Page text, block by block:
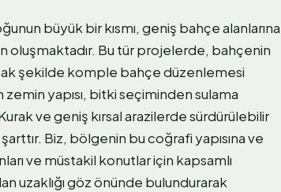
büyük bir kısmı, geniş bahçe alanlarına
oluşmaktadır. Bu tür projelerde, bahçenin
şekilde komple bahçe düzenlemesi
yapısı, bitki seçiminden sulama
ve geniş kırsal arazilerde sürdürülebilir
Biz, bölgenin bu coğrafi yapısına ve
ve müstakil konutlar için kapsamlı
uzaklığı göz önünde bulundurarak